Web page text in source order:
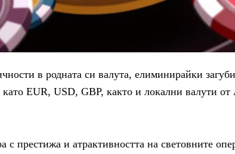
в родната си валута, елиминирайки
EUR, USD, GBP, както и локални валути
с престижа и атрактивността на световните